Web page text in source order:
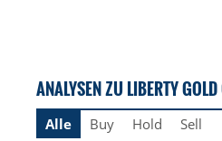
ANALYSEN ZU LIBERTY
Alle Buy Hold Sell